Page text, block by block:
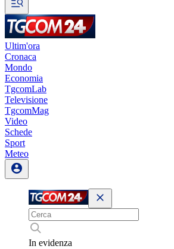
Ultim'ora
Cronaca
Mondo
Economia
TgcomLab
Televisione
TgcomMag
Video
Schede
Sport
Meteo
In evidenza